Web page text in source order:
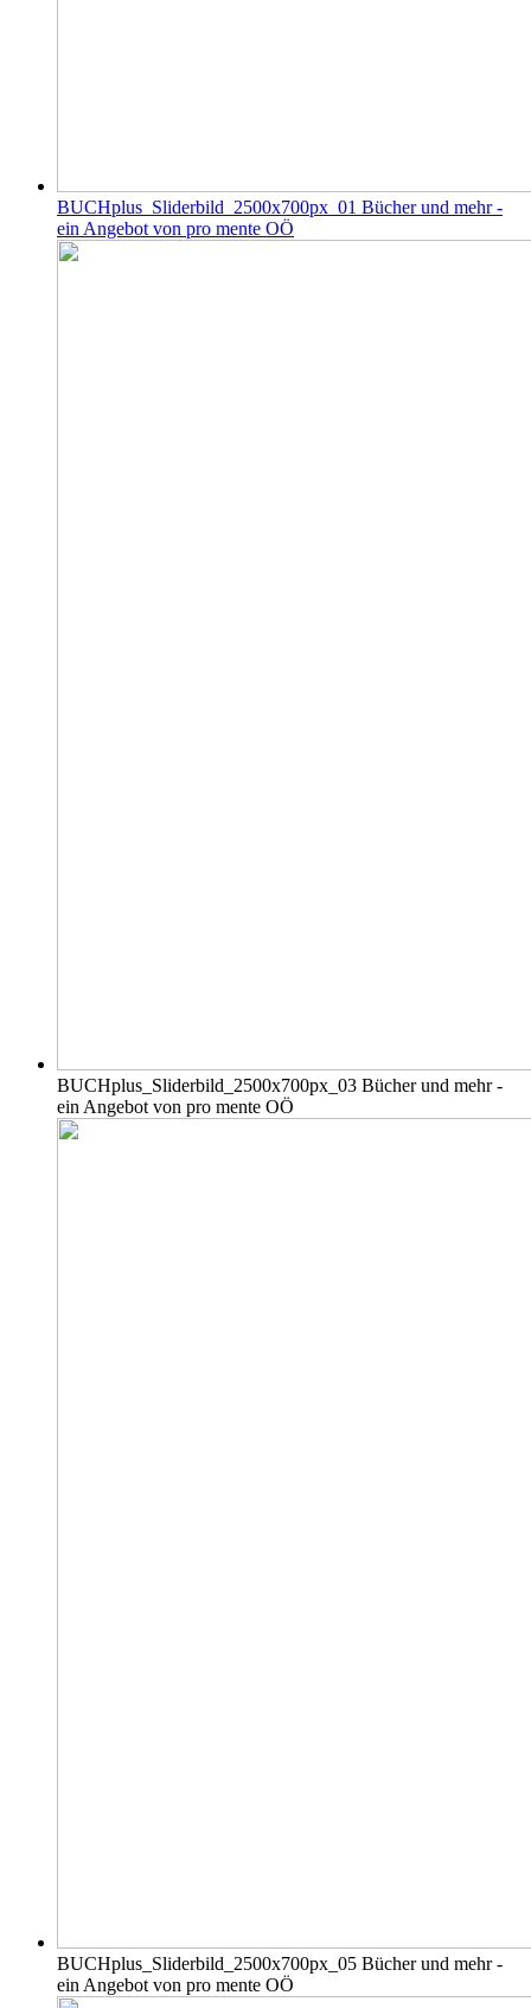
BUCHplus_Sliderbild_2500x700px_01 Bücher und mehr -
ein Angebot von pro mente OÖ
BUCHplus_Sliderbild_2500x700px_03 Bücher und mehr -
ein Angebot von pro mente OÖ
BUCHplus_Sliderbild_2500x700px_05 Bücher und mehr -
ein Angebot von pro mente OÖ